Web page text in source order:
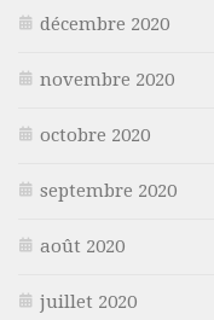
décembre 2020
novembre 2020
octobre 2020
septembre 2020
août 2020
juillet 2020